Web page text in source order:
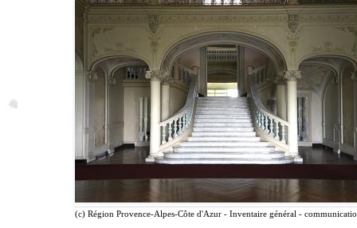
(c) Région Provence-Alpes-Côte d'Azur - Inventaire général -